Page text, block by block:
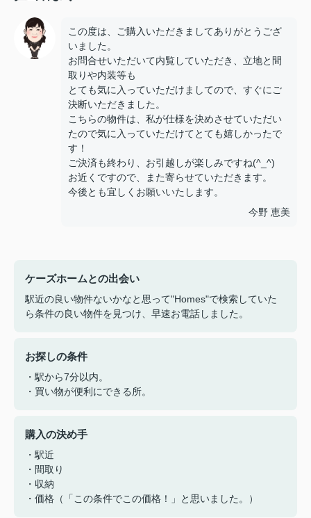
この度は、ご購入いただきましてありがとうござ
いました。
お問合せいただいて内覧していただき、立地と間
取りや内装等も
とても気に入っていただけましてので、すぐにご
決断いただきました。
こちらの物件は、私が仕様を決めさせていただい
たので気に入っていただけてとても嬉しかったで
す！
ご決済も終わり、お引越しが楽しみですね(^_^)
お近くですので、また寄らせていただきます。
今後とも宜しくお願いいたします。
今野 恵美
ケーズホームとの出会い
駅近の良い物件ないかなと思って"Homes"で検索していた
ら条件の良い物件を見つけ、早速お電話しました。
お探しの条件
・駅から7分以内。
・買い物が便利にできる所。
購入の決め手
・駅近
・間取り
・収納
・価格（「この条件でこの価格！」と思いました。）